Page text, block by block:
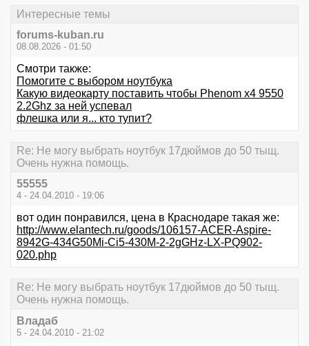
Интересные темы
forums-kuban.ru
08.08.2026 - 01:50
Смотри также:
Помогите с выбором ноутбука
Какую видеокарту поставить чтобы Phenom x4 9550
2.2Ghz за ней успевал
флешка или я... кто тупит?
Re: Не могу выбрать ноутбук 17дюймов до 50 тыщ.
Очень нужна помощь.
55555
4 - 24.04.2010 - 19:06
вот один понравился, цена в Краснодаре такая же:
http://www.elantech.ru/goods/106157-ACER-Aspire-
8942G-434G50Mi-Ci5-430M-2-2gGHz-LX-PQ902-
020.php
Re: Не могу выбрать ноутбук 17дюймов до 50 тыщ.
Очень нужна помощь.
Владаб
5 - 24.04.2010 - 21:02